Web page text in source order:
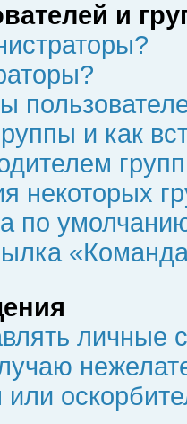
и
и как
некоторых
по
личные